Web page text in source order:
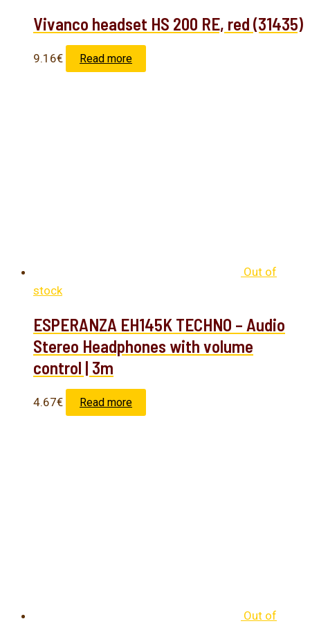
Vivanco headset HS 200 RE, red (31435)
9.16€ Read more
Out of
stock
ESPERANZA EH145K TECHNO – Audio
Stereo Headphones with volume
control | 3m
4.67€ Read more
Out of